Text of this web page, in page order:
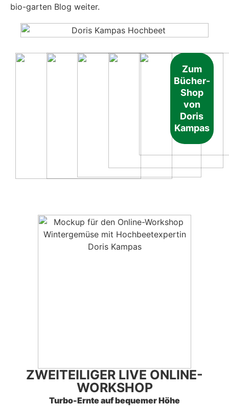
bio-gar­ten Blog wei­ter.
Zum
Bücher-
Shop
von
Doris
Kam­pas
ZWEI­TEI­LI­GER LIVE ONLINE-
WORK­SHOP
Tur­bo-Ern­te auf beque­mer Höhe